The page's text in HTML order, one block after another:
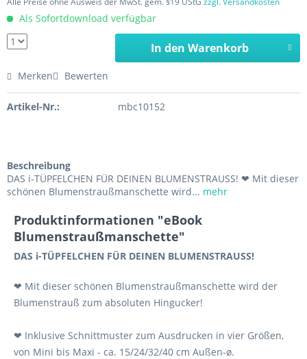
Als Sofortdownload verfügbar
In den Warenkorb
Merken Bewerten
Artikel-Nr.: mbc10152
Beschreibung
DAS i-TÜPFELCHEN FÜR DEINEN BLUMENSTRAUSS! ❤ Mit dieser
schönen Blumenstraußmanschette wird... mehr
Produktinformationen "eBook
Blumenstraußmanschette"
DAS i-TÜPFELCHEN FÜR DEINEN BLUMENSTRAUSS!
❤ Mit dieser schönen Blumenstraußmanschette wird der
Blumenstrauß zum absoluten Hingucker!
❤ Inklusive Schnittmuster zum Ausdrucken in vier Größen,
von Mini bis Maxi - ca. 15/24/32/40 cm Außen-ø.